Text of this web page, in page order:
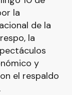
la
de la
la
y
el respaldo